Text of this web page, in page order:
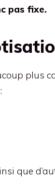
pas fixe.
plus
que